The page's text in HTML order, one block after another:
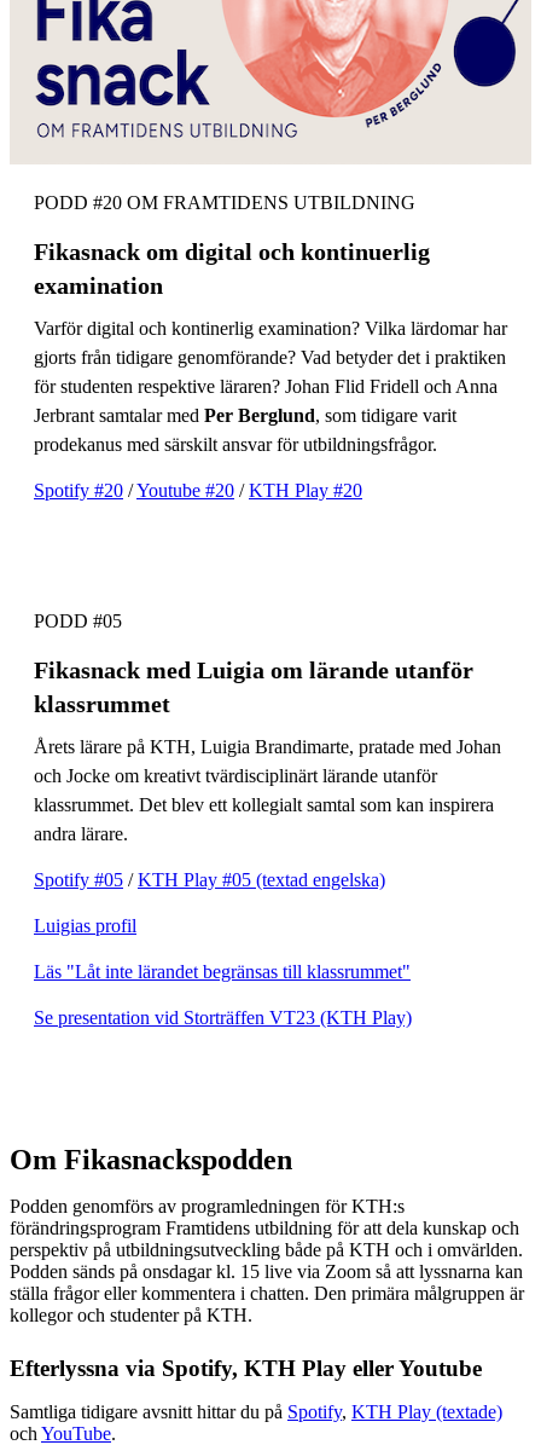
PODD #20 OM FRAMTIDENS UTBILDNING
Fikasnack om digital och kontinuerlig
examination
Varför digital och kontinerlig examination? Vilka lärdomar har
gjorts från tidigare genomförande? Vad betyder det i praktiken
för studenten respektive läraren? Johan Flid Fridell och Anna
Jerbrant samtalar med Per Berglund, som tidigare varit
prodekanus med särskilt ansvar för utbildningsfrågor.
Spotify #20 /Youtube #20 /KTH Play #20
PODD #05
Fikasnack med Luigia om lärande utanför
klassrummet
Årets lärare på KTH, Luigia Brandimarte, pratade med Johan
och Jocke om kreativt tvärdisciplinärt lärande utanför
klassrummet. Det blev ett kollegialt samtal som kan inspirera
andra lärare.
Spotify #05 /KTH Play #05 (textad engelska)
Luigias profil
Läs "Låt inte lärandet begränsas till klassrummet"
Se presentation vid Storträffen VT23 (KTH Play)
Om Fikasnackspodden
Podden genomförs av programledningen för KTH:s
förändringsprogram Framtidens utbildning för att dela kunskap och
perspektiv på utbildningsutveckling både på KTH och i omvärlden.
Podden sänds på onsdagar kl. 15 live via Zoom så att lyssnarna kan
ställa frågor eller kommentera i chatten. Den primära målgruppen är
kollegor och studenter på KTH.
Efterlyssna via Spotify, KTH Play eller Youtube
Samtliga tidigare avsnitt hittar du på Spotify, KTH Play (textade)
och YouTube.